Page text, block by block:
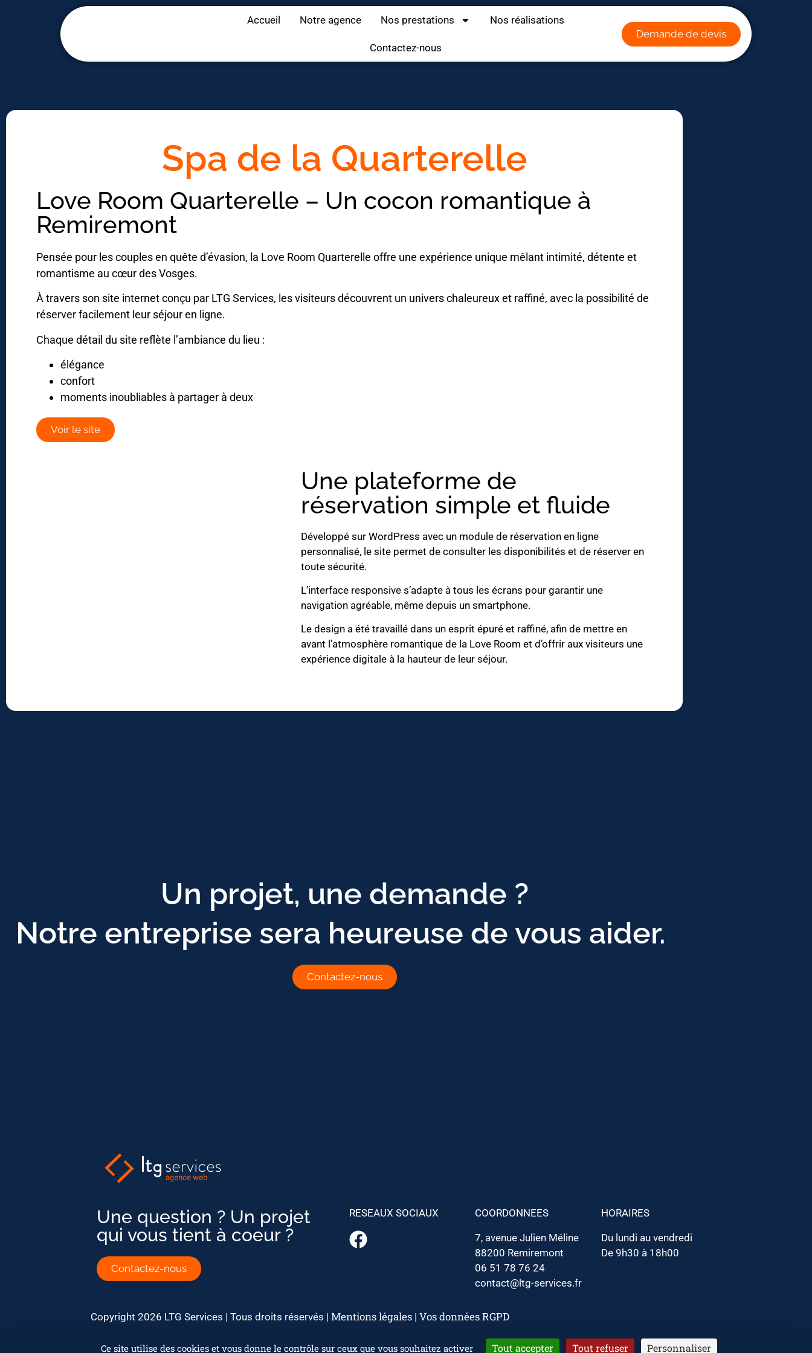
Accueil Notre agence Nos prestations Nos réalisations
Contactez-nous
Demande de devis
Spa de la Quarterelle
Love Room Quarterelle – Un cocon romantique à
Remiremont
Pensée pour les couples en quête d’évasion, la Love Room Quarterelle offre une expérience unique mêlant intimité, détente et
romantisme au cœur des Vosges.
À travers son site internet conçu par LTG Services, les visiteurs découvrent un univers chaleureux et raffiné, avec la possibilité de
réserver facilement leur séjour en ligne.
Chaque détail du site reflète l’ambiance du lieu :
élégance
confort
moments inoubliables à partager à deux
Voir le site
Une plateforme de
réservation simple et fluide
Développé sur WordPress avec un module de réservation en ligne
personnalisé, le site permet de consulter les disponibilités et de réserver en
toute sécurité.
L’interface responsive s’adapte à tous les écrans pour garantir une
navigation agréable, même depuis un smartphone.
Le design a été travaillé dans un esprit épuré et raffiné, afin de mettre en
avant l’atmosphère romantique de la Love Room et d’offrir aux visiteurs une
expérience digitale à la hauteur de leur séjour.
Un projet, une demande ?
Notre entreprise sera heureuse de vous aider.
Contactez-nous
Une question ? Un projet
qui vous tient à coeur ?
Contactez-nous
RESEAUX SOCIAUX COORDONNEES
7, avenue Julien Méline
88200 Remiremont
06 51 78 76 24
contact@ltg-services.fr
HORAIRES
Du lundi au vendredi
De 9h30 à 18h00
Copyright 2026 LTG Services | Tous droits réservés | Mentions légales | Vos données RGPD
Panneau de gestion des cookies
Ce site utilise des cookies et vous donne le contrôle sur ceux que vous souhaitez activer Tout accepter Tout refuser Personnaliser